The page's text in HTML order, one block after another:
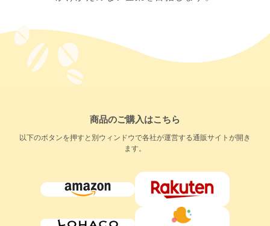
商品のご購入はこちら
以下のボタンを押すと別ウィンドウで各社が運営する通販サイトが開き
ます。